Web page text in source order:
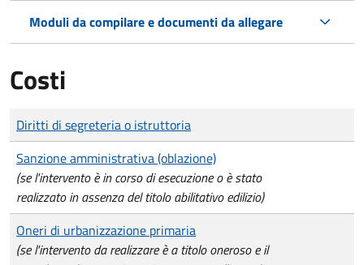
Moduli da compilare e documenti da allegare
Costi
Tipo di pagamento
Importo
Diritti di segreteria o istruttoria
Sanzione amministrativa (oblazione)
(se l'intervento è in corso di esecuzione o è stato
realizzato in assenza del titolo abilitativo edilizio)
Oneri di urbanizzazione primaria
(se l'intervento da realizzare è a titolo oneroso e il